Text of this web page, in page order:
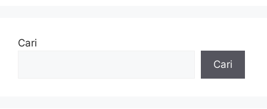
Cari
Cari